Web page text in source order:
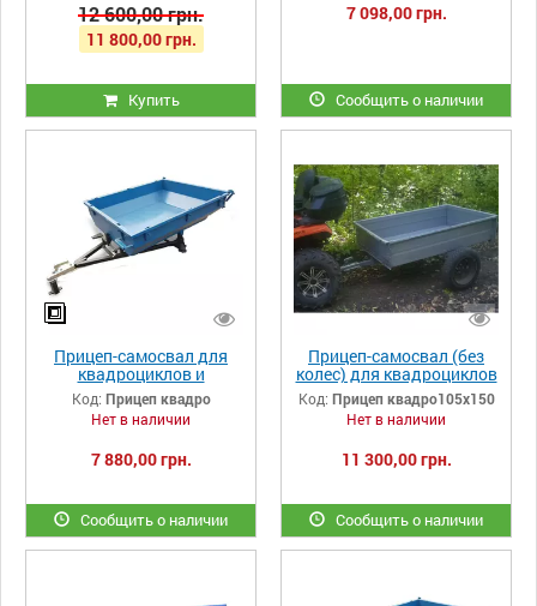
12 600,00 грн.
11 800,00 грн.
Купить
7 098,00 грн.
Сообщить о наличии
Прицеп-самосвал для
квадроциклов и
мотоблоков под
автомобильное
крепление
Код: Прицеп квадро
Нет в наличии
7 880,00 грн.
Сообщить о наличии
Прицеп-самосвал (без
колес) для квадроциклов
и мотоблоков разборной
105Х150
Код: Прицеп квадро105х150
Нет в наличии
11 300,00 грн.
Сообщить о наличии